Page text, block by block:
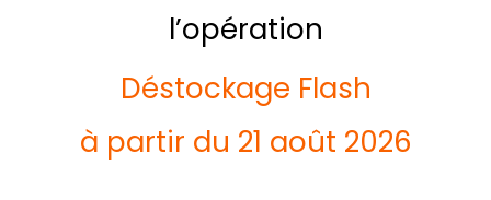
l’opération
Déstockage Flash
à partir du 21 août 2026